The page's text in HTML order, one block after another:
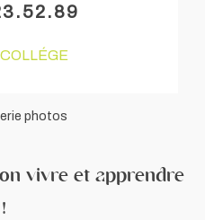
photos
vivre et apprendre
!